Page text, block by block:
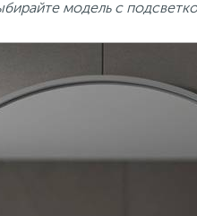
модель с